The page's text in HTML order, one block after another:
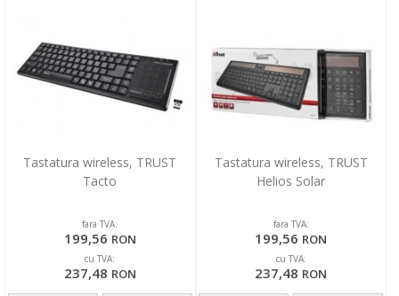
Tastatura wireless, TRUST
Tacto
fara TVA:
199,56 RON
cu TVA:
237,48 RON
Tastatura wireless, TRUST
Helios Solar
fara TVA:
199,56 RON
cu TVA:
237,48 RON